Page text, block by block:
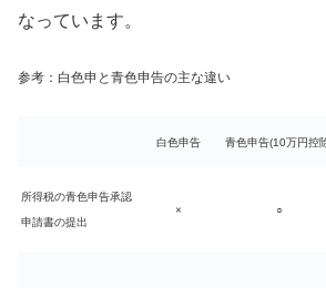
なっています。
参考：白色申と青色申告の主な違い
白色申告 青色申告(10万円控
所得税の青色申告承認
申請書の提出
× ○